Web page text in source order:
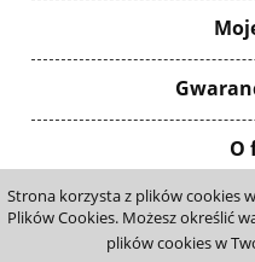
Strona korzysta z plików cookies
Plików Cookies. Możesz określić
plików cookies w
O
pokaż
Sklep